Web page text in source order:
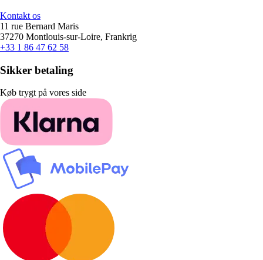
Kontakt os
11 rue Bernard Maris
37270 Montlouis-sur-Loire, Frankrig
+33 1 86 47 62 58
Sikker betaling
Køb trygt på vores side